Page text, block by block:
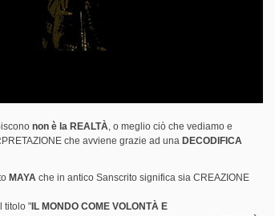
non è la REALTÀ, o meglio ciò che vediamo e
che avviene grazie ad una DECODIFICA
MAYA che in antico Sanscrito significa sia CREAZIONE
titolo " IL MONDO COME VOLONTÀ E